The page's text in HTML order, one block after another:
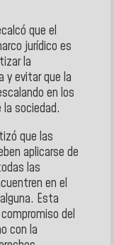
que el
jurídico es
la
y evitar que la
en los
sociedad.
que las
aplicarse de
las
en el
Esta
del
con la